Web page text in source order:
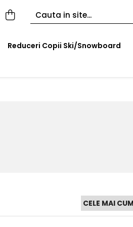
Reduceri Copii Ski/Snowboard